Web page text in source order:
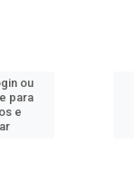
ou
para
e